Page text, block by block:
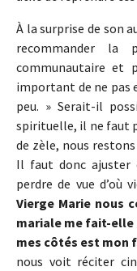
À la surprise de son
recommander la
communautaire et
important de ne pas
peu. » Serait-il
spirituelle, il ne faut
de zèle, nous
Il faut donc
perdre de vue d’où
Vierge Marie nous
mariale me fait-elle
mes côtés est mon
nous voit réciter